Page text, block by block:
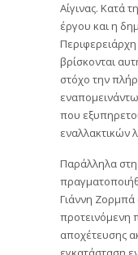
Αίγινας. Κατά
έργου και η
βρίσκονται
στόχο την
που
εναλλακτικών
Παράλληλα
Γιάννη Ζορμπά
προτεινόμενη
αποχέτευσης